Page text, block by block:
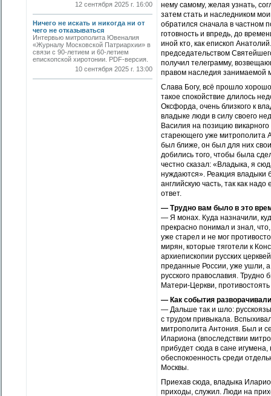
12 сентября 2025 г. 16:00
Ничего не искать и никогда ни от
чего не отказываться
Интервью митрополита Ювеналия
«Журналу Московской Патриархии» в
связи с 90-летием и 60-летием
епископской хиротонии. PDF-версия.
10 сентября 2025 г. 13:00
нему самому, желая узнать,
затем стать и наследником
обратился сначала в частном
готовность и впредь, до
иной кто, как епископ
председательством
получил телеграмму,
правом наследия занимаемой
Слава Богу, всё прошло
такое спокойствие длилось
Оксфорда, очень близкого к
владыке люди в силу своего
Василия на позицию
стареющего уже митрополита
был ближе, он был для них
добились того, чтобы была
честно сказал: «Владыка, я
нуждаются». Реакция владыки
английскую часть, так как
ответ.
— Трудно вам было в это
— Я монах. Куда назначили,
прекрасно понимал и знал,
уже старел и не мог
мирян, которые тяготели к
архиепископии русских
преданные России, уже ушли,
русского православия.
Матери-Церкви,
— Как события
— Дальше так и шло:
с трудом привыкала.
митрополита Антония. Был и
Илариона (впоследствии
прибудет сюда в сане
обеспокоенность среди
Москвы.
Приехав сюда, владыка
приходы, служил. Люди на